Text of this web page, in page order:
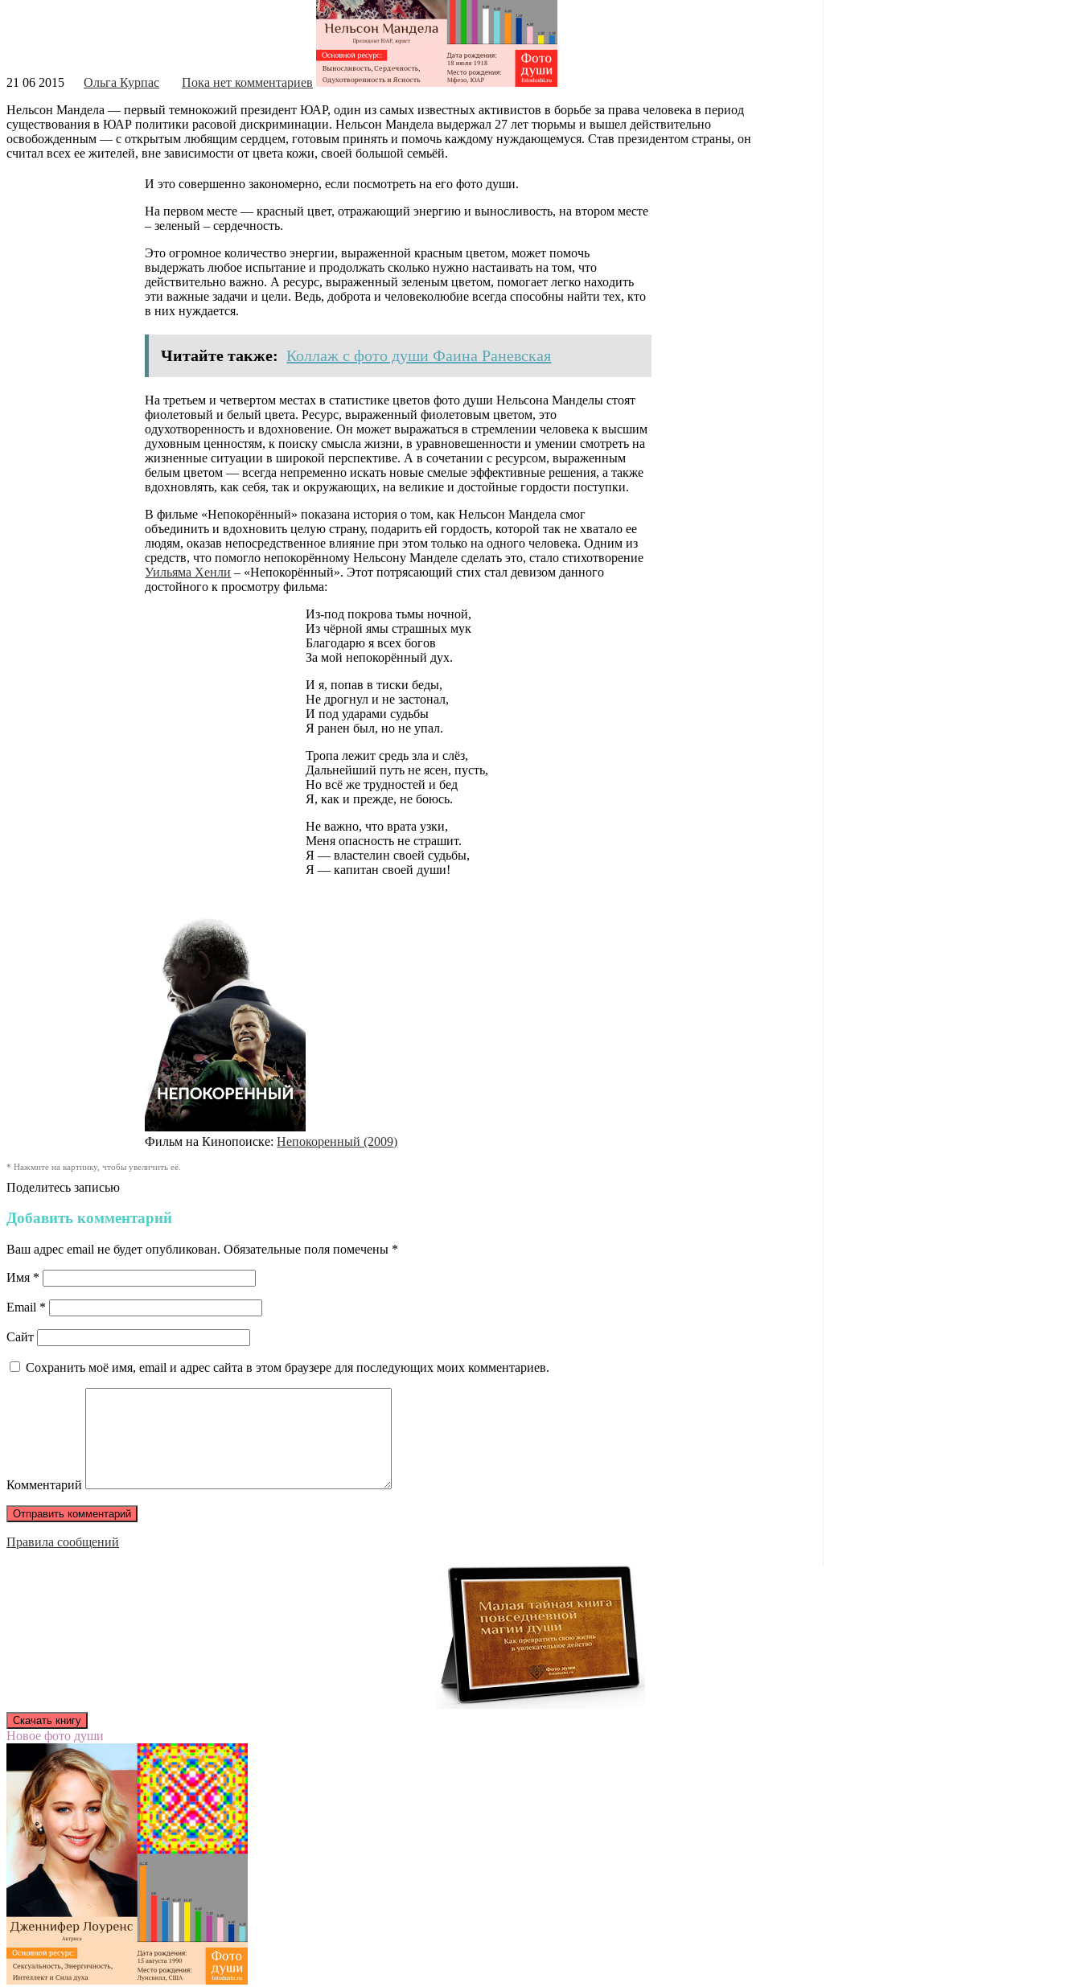
21 06 2015 Ольга Курпас
Пока нет комментариев
Нельсон Мандела — первый темнокожий президент ЮАР, один из самых известных активистов в борьбе за права человека в период
существования в ЮАР политики расовой дискриминации. Нельсон Мандела выдержал 27 лет тюрьмы и вышел действительно
освобожденным — с открытым любящим сердцем, готовым принять и помочь каждому нуждающемуся. Став президентом страны, он
считал всех ее жителей, вне зависимости от цвета кожи, своей большой семьёй.
И это совершенно закономерно, если посмотреть на его фото души.
На первом месте — красный цвет, отражающий энергию и выносливость, на втором месте
– зеленый – сердечность.
Это огромное количество энергии, выраженной красным цветом, может помочь
выдержать любое испытание и продолжать сколько нужно настаивать на том, что
действительно важно. А ресурс, выраженный зеленым цветом, помогает легко находить
эти важные задачи и цели. Ведь, доброта и человеколюбие всегда способны найти тех, кто
в них нуждается.
Читайте также: Коллаж с фото души Фаина Раневская
На третьем и четвертом местах в статистике цветов фото души Нельсона Манделы стоят
фиолетовый и белый цвета. Ресурс, выраженный фиолетовым цветом, это
одухотворенность и вдохновение. Он может выражаться в стремлении человека к высшим
духовным ценностям, к поиску смысла жизни, в уравновешенности и умении смотреть на
жизненные ситуации в широкой перспективе. А в сочетании с ресурсом, выраженным
белым цветом — всегда непременно искать новые смелые эффективные решения, а также
вдохновлять, как себя, так и окружающих, на великие и достойные гордости поступки.
В фильме «Непокорённый» показана история о том, как Нельсон Мандела смог
объединить и вдохновить целую страну, подарить ей гордость, которой так не хватало ее
людям, оказав непосредственное влияние при этом только на одного человека. Одним из
средств, что помогло непокорённому Нельсону Манделе сделать это, стало стихотворение
Уильяма Хенли – «Непокорённый». Этот потрясающий стих стал девизом данного
достойного к просмотру фильма:
Из-под покрова тьмы ночной,
Из чёрной ямы страшных мук
Благодарю я всех богов
За мой непокорённый дух.
И я, попав в тиски беды,
Не дрогнул и не застонал,
И под ударами судьбы
Я ранен был, но не упал.
Тропа лежит средь зла и слёз,
Дальнейший путь не ясен, пусть,
Но всё же трудностей и бед
Я, как и прежде, не боюсь.
Не важно, что врата узки,
Меня опасность не страшит.
Я — властелин своей судьбы,
Я — капитан своей души!
Фильм на Кинопоиске:Непокоренный (2009)
* Нажмите на картинку, чтобы увеличить её.
Поделитесь записью
Добавить комментарий
Ваш адрес email не будет опубликован. Обязательные поля помечены *
Имя *
Email *
Сайт
Сохранить моё имя, email и адрес сайта в этом браузере для последующих моих комментариев.
Комментарий
Правила сообщений
Новое фото души